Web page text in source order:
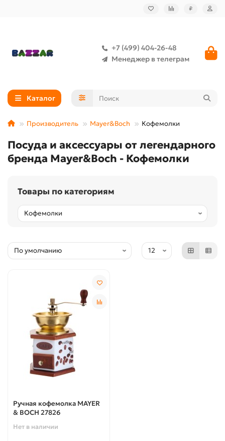
₽
+7 (499) 404-26-48
Менеджер в телеграм
Каталог
Производитель Mayer&Boch Кофемолки
Посуда и аксессуары от легендарного
бренда Mayer&Boch - Кофемолки
Товары по категориям
Ручная кофемолка MAYER
& BOCH 27826
Нет в наличии